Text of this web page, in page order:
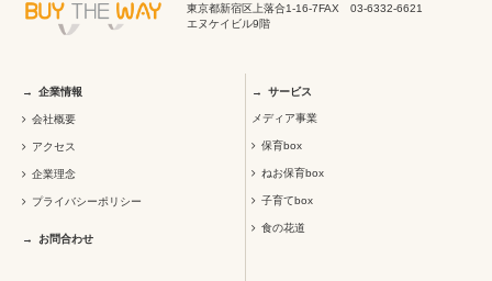
東京都新宿区上落合1-16-7
エヌケイビル9階
FAX 03-6332-6621
企業情報
会社概要
アクセス
企業理念
プライバシーポリシー
お問合わせ
サービス
メディア事業
保育box
ねお保育box
子育てbox
食の花道